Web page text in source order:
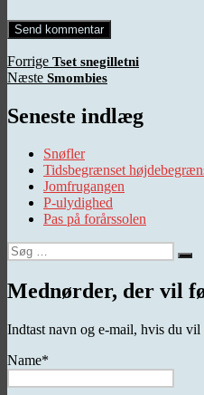
Indlægsnavigation
Forrige Forrige
indlæg:
Tset snegilletni
Næste Næste
Smombies
Seneste indlæg
Snøfler
Tidsbegrænset
Jomfrugangen
P-ulydighed
Pas på forårssolen
Søg
efter:
Søg
Mednørder, der vil
Indtast navn og e-mail, hvis du
Name*